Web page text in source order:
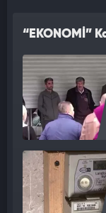
Kesilen tavuk
Yumurta üretimi
Uzmanlar,
koşulları ve
ve ihracat
“EKONOMİ”